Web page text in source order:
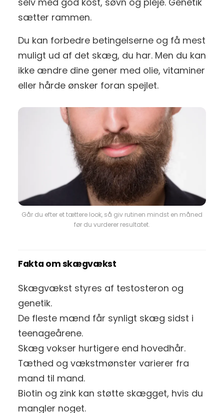
sætter rammen.
Du kan forbedre betingelserne og få mest
muligt ud af det skæg, du har. Men du kan
ikke ændre dine gener med olie, vitaminer
eller hårde ønsker foran spejlet.
Går du efter et tættere look, så giv rutinen mindst en måned
før du vurderer resultatet.
Fakta om skægvækst
Skægvækst styres af testosteron og
genetik.
De fleste mænd får synligt skæg sidst i
teenageårene.
Skæg vokser hurtigere end hovedhår.
Tæthed og vækstmønster varierer fra
mand til mand.
Biotin og zink kan støtte skægget, hvis du
mangler noget.